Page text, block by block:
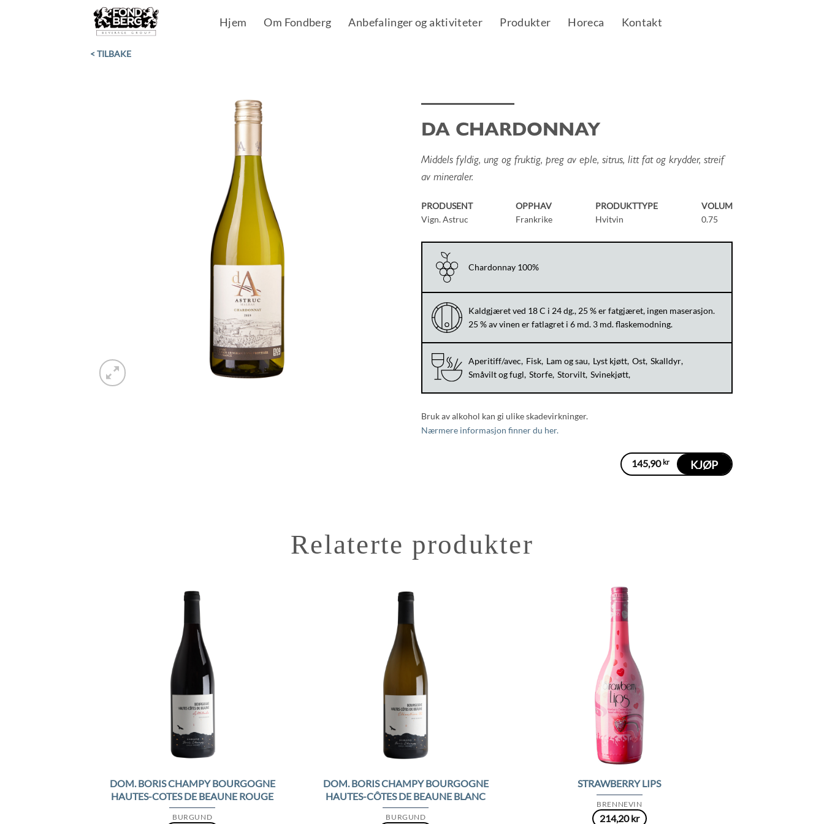
Hjem Om Fondberg Anbefalinger og aktiviteter Produkter Horeca Kontakt
< TILBAKE
DA CHARDONNAY
Middels fyldig, ung og fruktig, preg av eple, sitrus, litt fat og krydder, streif
av mineraler.
PRODUSENT
Vign. Astruc
OPPHAV
Frankrike
PRODUKTTYPE
Hvitvin
VOLUM
0.75
Chardonnay 100%
Kaldgjæret ved 18 C i 24 dg., 25 % er fatgjæret, ingen maserasjon.
25 % av vinen er fatlagret i 6 md. 3 md. flaskemodning.
Aperitiff/avec Fisk Lam og sau Lyst kjøtt Ost Skalldyr
Småvilt og fugl Storfe Storvilt Svinekjøtt
Bruk av alkohol kan gi ulike skadevirkninger.
Nærmere informasjon finner du her.
145,90 kr KJØP
Relaterte produkter
BURGUND
DOM. BORIS CHAMPY BOURGOGNE
HAUTES-COTES DE BEAUNE ROUGE
BURGUND
DOM. BORIS CHAMPY BOURGOGNE
HAUTES-CÔTES DE BEAUNE BLANC
BRENNEVIN
STRAWBERRY LIPS
214,20kr